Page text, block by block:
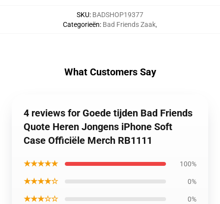
SKU: BADSHOP19377
Categorieën: Bad Friends Zaak,
What Customers Say
4 reviews for Goede tijden Bad Friends
Quote Heren Jongens iPhone Soft
Case Officiële Merch RB1111
★★★★★ 100%
★★★★☆ 0%
★★★☆☆ 0%